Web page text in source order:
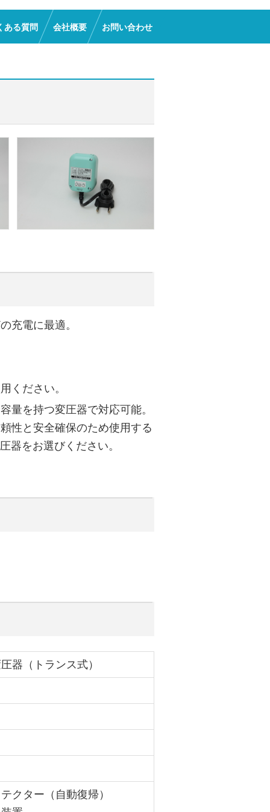
ある質問 会社概要 お問い合わせ
充電に最適。
ください。
量を持つ変圧器で対応可能。
性と安全確保のため使用する
器をお選びください。
器（トランス式）
クター（自動復帰）